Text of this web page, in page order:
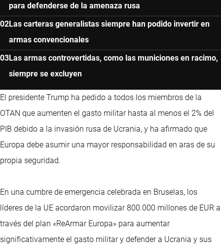
para defenderse de la amenaza rusa
Las carteras generalistas siempre han podido invertir en
armas convencionales
Las armas controvertidas, como las municiones en racimo,
siempre se excluyen
El presidente Trump ha pedido a todos los miembros de la
OTAN que aumenten el gasto militar hasta al menos el 2% del
PIB debido a la invasión rusa de Ucrania, y ha afirmado que
Europa debe asumir una mayor responsabilidad en aras de su
propia seguridad.
En una cumbre de emergencia celebrada en Bruselas, los
líderes de la UE acordaron movilizar 800.000 millones de EUR a
través del plan «ReArmar Europa» para aumentar
significativamente el gasto militar y defender a Ucrania y sus